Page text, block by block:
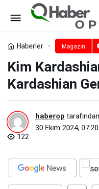
Haberler Magazin
Kim
Kardashian
haberop
30 Ekim 2024, 07:20
122
Rengi ve Vücut
Yorum Yap